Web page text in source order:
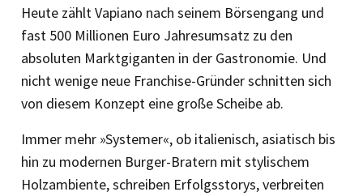
Heute zählt Vapiano nach seinem Börsengang und
fast 500 Millionen Euro Jahresumsatz zu den
absoluten Marktgiganten in der Gastronomie. Und
nicht wenige neue Franchise-Gründer schnitten sich
von diesem Konzept eine große Scheibe ab.
Immer mehr »Systemer«, ob italienisch, asiatisch bis
hin zu modernen Burger-Bratern mit stylischem
Holzambiente, schreiben Erfolgsstorys, verbreiten